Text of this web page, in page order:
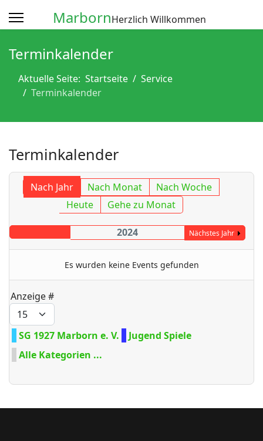
MarbornHerzlich Willkommen
Terminkalender
Aktuelle Seite: Startseite
Service
Terminkalender
Terminkalender
Nach Jahr Nach Monat
Nach Woche
Heute
Gehe zu Monat
2024 Nächstes Jahr
Es wurden keine Events gefunden
Anzeige #
SG 1927 Marborn e. V.
Jugend Spiele
Alle Kategorien ...
anzeigen